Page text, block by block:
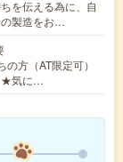
を伝える為に、自
の製造をお…
方（AT限定可）
★気に…